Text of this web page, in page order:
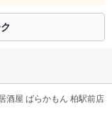
屋 ばらかもん 柏駅前店